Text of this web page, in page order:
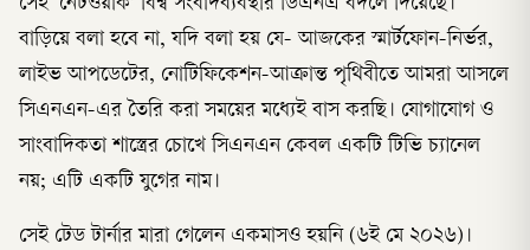
সেই ‘নেটওয়ার্ক’ বিশ্ব সংবাদব্যবস্থার ডিএনএ বদলে দিয়েছে।
বাড়িয়ে বলা হবে না, যদি বলা হয় যে- আজকের স্মার্টফোন-নির্ভর,
লাইভ আপডেটের, নোটিফিকেশন-আক্রান্ত পৃথিবীতে আমরা আসলে
সিএনএন-এর তৈরি করা সময়ের মধ্যেই বাস করছি। যোগাযোগ ও
সাংবাদিকতা শাস্ত্রের চোখে সিএনএন কেবল একটি টিভি চ্যানেল
নয়; এটি একটি যুগের নাম।
সেই টেড টার্নার মারা গেলেন একমাসও হয়নি (৬ই মে ২০২৬)।